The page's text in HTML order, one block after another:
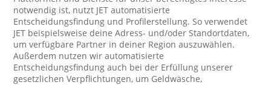
notwendig ist, nutzt JET automatisierte
Entscheidungsfindung und Profilerstellung. So verwendet
JET beispielsweise deine Adress- und/oder Standortdaten,
um verfügbare Partner in deiner Region auszuwählen.
Außerdem nutzen wir automatisierte
Entscheidungsfindung auch bei der Erfüllung unserer
gesetzlichen Verpflichtungen, um Geldwäsche,